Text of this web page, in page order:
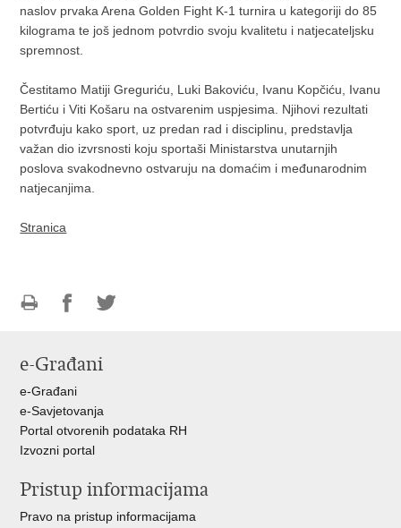
naslov prvaka Arena Golden Fight K-1 turnira u kategoriji do 85
kilograma te još jednom potvrdio svoju kvalitetu i natjecateljsku
spremnost.
Čestitamo Matiji Greguriću, Luki Bakoviću, Ivanu Kopčiću, Ivanu
Bertiću i Viti Košaru na ostvarenim uspjesima. Njihovi rezultati
potvrđuju kako sport, uz predan rad i disciplinu, predstavlja
važan dio izvrsnosti koju sportaši Ministarstva unutarnjih
poslova svakodnevno ostvaruju na domaćim i međunarodnim
natjecanjima.
Stranica
FacebookuTwitteru
e-Građani
e-Građani
e-Savjetovanja
Portal otvorenih podataka RH
Izvozni portal
Pristup informacijama
Pravo na pristup informacijama